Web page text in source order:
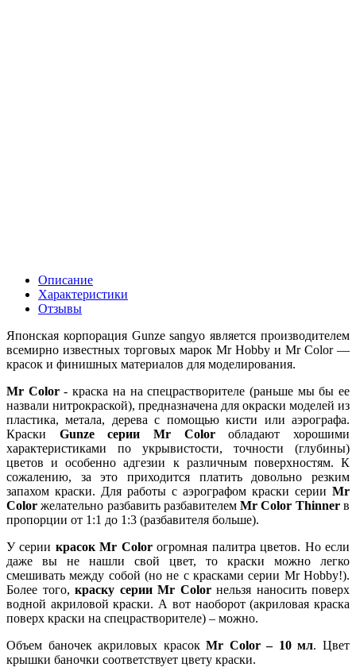
Описание
Характеристики
Отзывы
Японская корпорация Gunze sangyo является производителем
всемирно известных торговых марок Mr Hobby и Mr Color —
красок и финишных материалов для моделирования.
Mr Color- краска на на спецрастворителе (раньше мы бы ее
назвали нитрокраской), предназначена для окраски моделей из
пластика, метала, дерева с помощью кисти или аэрографа.
Краски Gunze серии Mr Colorобладают хорошими
характеристиками по укрывистости, точности (глубины)
цветов и особенно адгезии к различным поверхностям. К
сожалению, за это приходится платить довольно резким
запахом краски. Для работы с аэрографом краски серии Mr
Color желательно разбавить разбавителемMr Color Thinnerв
пропорции от 1:1 до 1:3 (разбавителя больше).
У серии красок Mr Colorогромная палитра цветов. Но если
даже вы не нашли свой цвет, то краски можно легко
смешивать между собой (но не с красками серии Mr Hobby!).
Более того, краску серии Mr Colorнельзя наносить поверх
водной акриловой краски. А вот наоборот (акриловая краска
поверх краски на спецрастворителе) – можно.
Объем баночек акриловых красокMr Color – 10 мл. Цвет
крышки баночки соответствует цвету краски.